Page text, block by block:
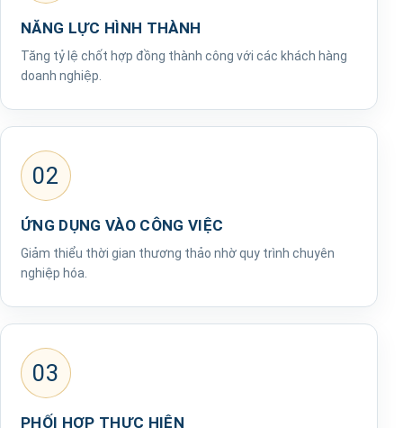
NĂNG LỰC HÌNH THÀNH
Tăng tỷ lệ chốt hợp đồng thành công với các khách hàng
doanh nghiệp.
02
ỨNG DỤNG VÀO CÔNG VIỆC
Giảm thiểu thời gian thương thảo nhờ quy trình chuyên
nghiệp hóa.
03
PHỐI HỢP THỰC HIỆN